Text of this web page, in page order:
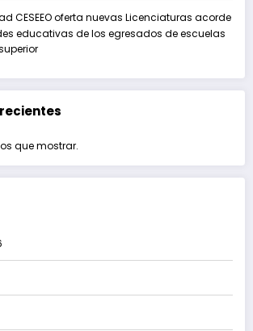
CESEEO oferta nuevas Licenciaturas acorde
educativas de los egresados de escuelas
que mostrar.